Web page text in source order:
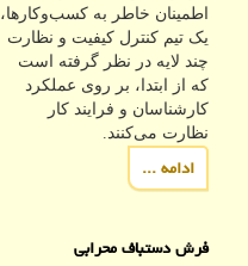
اطمینان خاطر به کسب‌وکارها،
یک تیم کنترل کیفیت و نظارت
چند لایه در نظر گرفته است
که از ابتدا، بر روی عملکرد
کارشناسان و فرایند کار
نظارت می‌کنند.
ادامه ...
فرش دستباف محرابی